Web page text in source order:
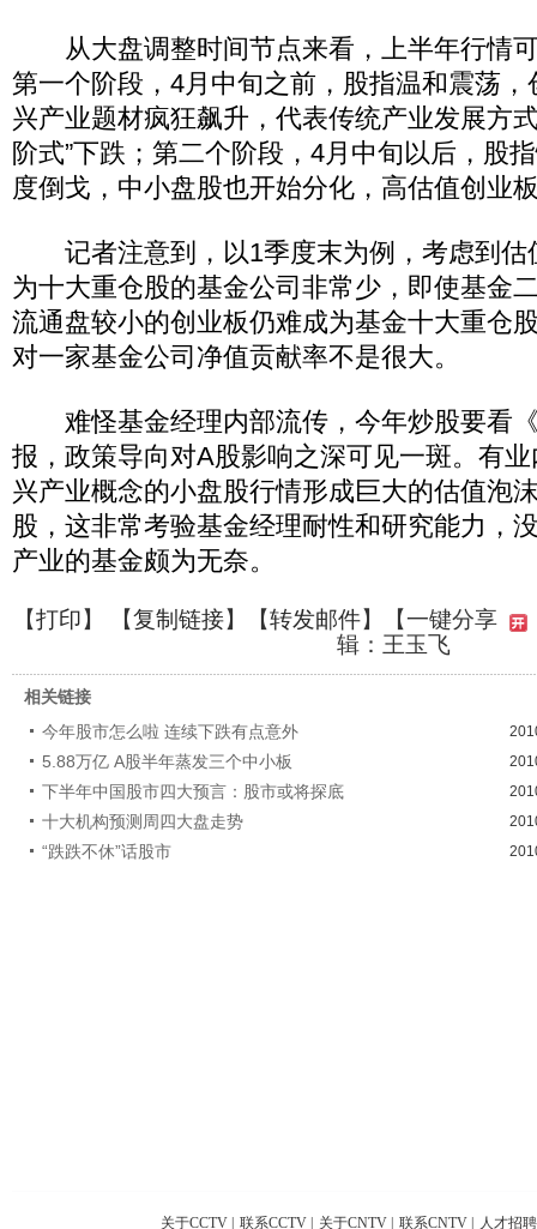
从大盘调整时间节点来看，上半年行情
第一个阶段，4月中旬之前，股指温和震荡
兴产业题材疯狂飙升，代表传统产业发展方
阶式”下跌；第二个阶段，4月中旬以后，股
度倒戈，中小盘股也开始分化，高估值创业
记者注意到，以1季度末为例，考虑到估
为十大重仓股的基金公司非常少，即使基金
流通盘较小的创业板仍难成为基金十大重仓
对一家基金公司净值贡献率不是很大。
难怪基金经理内部流传，今年炒股要看
报，政策导向对A股影响之深可见一斑。有
兴产业概念的小盘股行情形成巨大的估值泡
股，这非常考验基金经理耐性和研究能力，
产业的基金颇为无奈。
【打印】 【复制链接】【转发邮件】【一键分享
辑：王玉飞
相关链接
今年股市怎么啦 连续下跌有点意外
5.88万亿 A股半年蒸发三个中小板
下半年中国股市四大预言：股市或将探底
十大机构预测周四大盘走势
“跌跌不休”话股市
关于CCTV | 联系CCTV | 关于CNTV | 联系CNTV | 人才招聘